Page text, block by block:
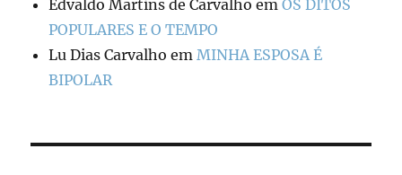
Edvaldo Martins de Carvalho emOS DITOS
POPULARES E O TEMPO
Lu Dias Carvalho emMINHA ESPOSA É
BIPOLAR